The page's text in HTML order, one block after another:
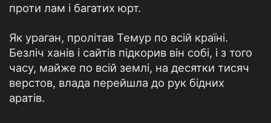
проти лам і багатих юрт.
Як ураган, пролітав Темур по всій країні.
Безліч ханів і сайтів підкорив він собі, і з того
часу, майже по всій землі, на десятки тисяч
верстов, влада перейшла до рук бідних
аратів.